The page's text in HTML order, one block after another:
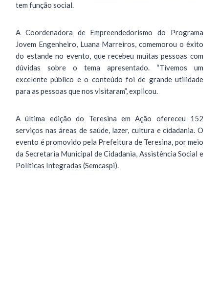
tem função social.
A Coordenadora de Empreendedorismo do Programa
Jovem Engenheiro, Luana Marreiros, comemorou o êxito
do estande no evento, que recebeu muitas pessoas com
dúvidas sobre o tema apresentado. “Tivemos um
excelente público e o conteúdo foi de grande utilidade
para as pessoas que nos visitaram”, explicou.
A última edição do Teresina em Ação ofereceu 152
serviços nas áreas de saúde, lazer, cultura e cidadania. O
evento é promovido pela Prefeitura de Teresina, por meio
da Secretaria Municipal de Cidadania, Assistência Social e
Políticas Integradas (Semcaspi).